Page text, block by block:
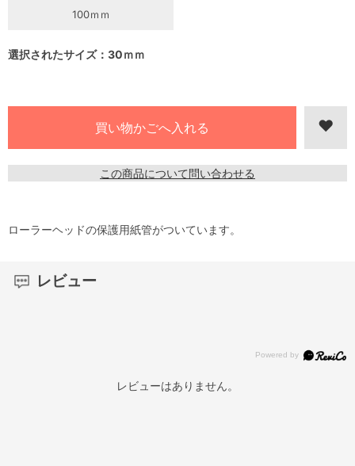
100ｍｍ
選択されたサイズ：30ｍｍ
この商品について問い合わせる
ローラーヘッドの保護用紙管がついています。
レビュー
レビューはありません。